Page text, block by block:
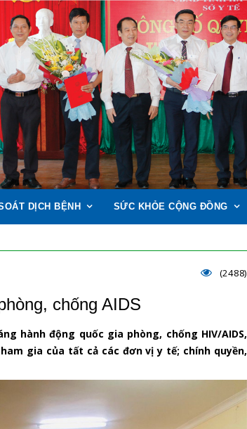
DỊCH BỆNH SỨC KHỎE CỘNG ĐỒNG
(2488)
chống AIDS
hành động quốc gia phòng, chống HIV/AIDS,
gia của tất cả các đơn vị y tế; chính quyền,